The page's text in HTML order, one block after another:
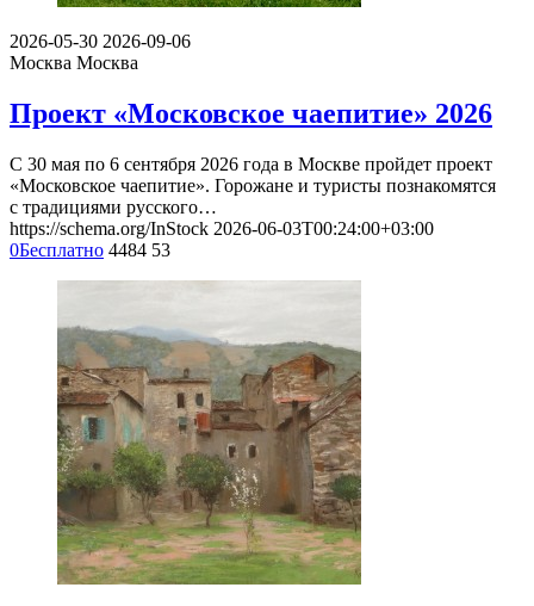
2026-05-30 2026-09-06
Москва Москва
Проект «Московское чаепитие» 2026
С 30 мая по 6 сентября 2026 года в Москве пройдет проект
«Московское чаепитие». Горожане и туристы познакомятся
с традициями русского…
https://schema.org/InStock 2026-06-03T00:24:00+03:00
0Бесплатно 4484 53